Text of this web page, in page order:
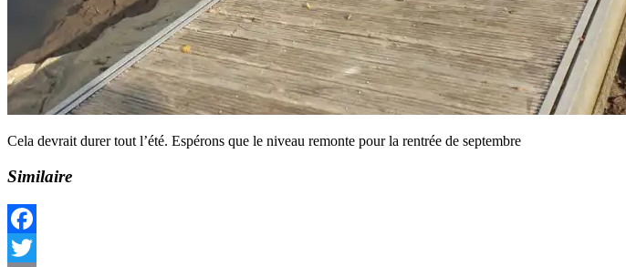
Cela devrait durer tout l’été. Espérons que le niveau remonte pour la rentrée de septembre
Similaire
Facebook